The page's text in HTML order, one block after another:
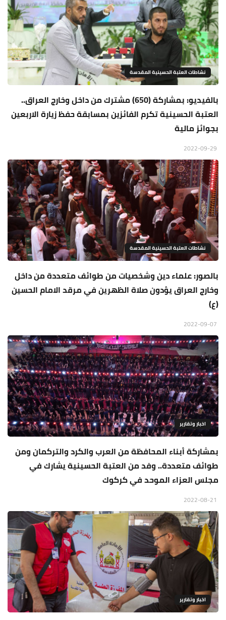
نشاطات العتبة الحسينية المقدسة
بالفيديو: بمشاركة (650) مشترك من داخل وخارج العراق..
العتبة الحسينية تكرم الفائزين بمسابقة حفظ زيارة الاربعين
بجوائز مالية
نشاطات العتبة الحسينية المقدسة
بالصور: علماء دين وشخصيات من طوائف متعددة من داخل
وخارج العراق يؤدون صلاة الظهرين في مرقد الامام الحسين
(ع)
اخبار وتقارير
بمشاركة أبناء المحافظة من العرب والكرد والتركمان ومن
طوائف متعددة.. وفد من العتبة الحسينية يشارك في
مجلس العزاء الموحد في كركوك
اخبار وتقارير